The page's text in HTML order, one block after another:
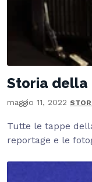
Storia
maggio 11, 2022
Tutte le tappe
reportage e le